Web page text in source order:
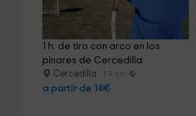
1 h. de tiro con arco en los
pinares de Cercedilla
Cercedilla 1.9 km
a partir de 18€